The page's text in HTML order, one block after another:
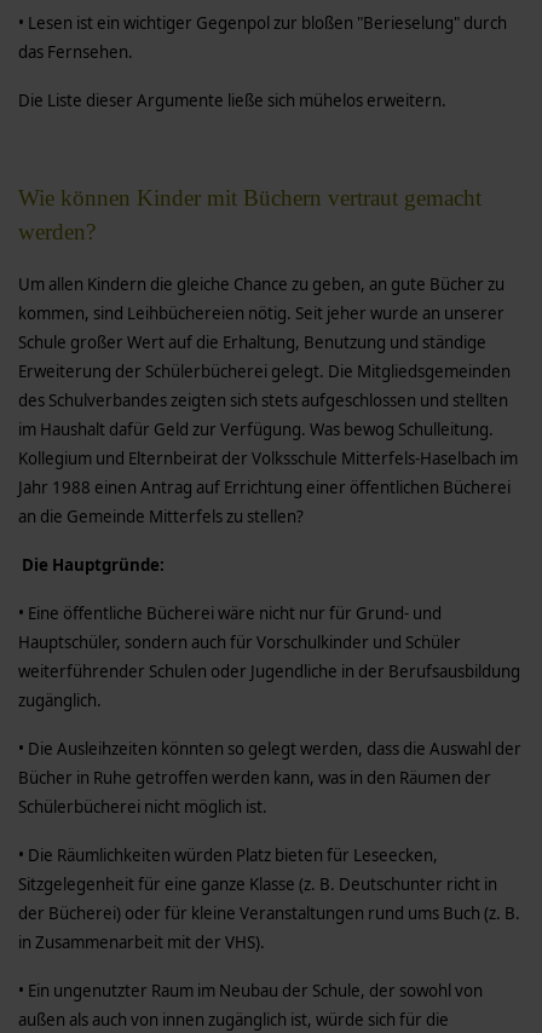
• Lesen ist ein wichtiger Gegenpol zur bloßen "Berieselung" durch
das Fernsehen.
Die Liste dieser Argumente ließe sich mühelos erweitern.
Wie können Kinder mit Büchern vertraut gemacht
werden?
Um allen Kindern die gleiche Chance zu geben, an gute Bücher zu
kommen, sind Leihbüchereien nötig. Seit jeher wurde an unserer
Schule großer Wert auf die Erhaltung, Benutzung und ständige
Erweiterung der Schülerbücherei gelegt. Die Mitgliedsgemeinden
des Schulverbandes zeigten sich stets aufgeschlossen und stellten
im Haushalt dafür Geld zur Verfügung. Was bewog Schulleitung.
Kollegium und Elternbeirat der Volksschule Mitterfels-Haselbach im
Jahr 1988 einen Antrag auf Errichtung einer öffentlichen Bücherei
an die Gemeinde Mitterfels zu stellen?
Die Hauptgründe:
• Eine öffentliche Bücherei wäre nicht nur für Grund- und
Hauptschüler, sondern auch für Vorschulkinder und Schüler
weiterführender Schulen oder Jugendliche in der Berufsausbildung
zugänglich.
• Die Ausleihzeiten könnten so gelegt werden, dass die Auswahl der
Bücher in Ruhe getroffen werden kann, was in den Räumen der
Schülerbücherei nicht möglich ist.
• Die Räumlichkeiten würden Platz bieten für Leseecken,
Sitzgelegenheit für eine ganze Klasse (z. B. Deutschunter richt in
der Bücherei) oder für kleine Veranstaltungen rund ums Buch (z. B.
in Zusammenarbeit mit der VHS).
• Ein ungenutzter Raum im Neubau der Schule, der sowohl von
außen als auch von innen zugänglich ist, würde sich für die